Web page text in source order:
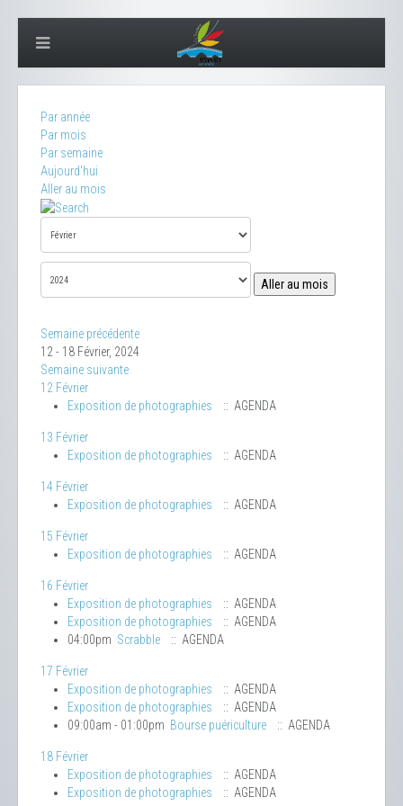
Par année
Par mois
Par semaine
Aujourd'hui
Aller au mois
Aller au mois
Semaine précédente
12 - 18 Février, 2024
Semaine suivante
12 Février
Exposition de photographies
:: AGENDA
13 Février
Exposition de photographies
:: AGENDA
14 Février
Exposition de photographies
:: AGENDA
15 Février
Exposition de photographies
:: AGENDA
16 Février
Exposition de photographies
:: AGENDA
Exposition de photographies
:: AGENDA
04:00pm Scrabble :: AGENDA
17 Février
Exposition de photographies
:: AGENDA
Exposition de photographies
:: AGENDA
09:00am - 01:00pm Bourse puériculture :: AGENDA
18 Février
Exposition de photographies
:: AGENDA
Exposition de photographies
:: AGENDA